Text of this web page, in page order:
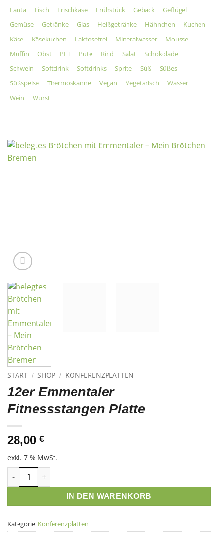
Fanta
Fisch Frischkäse Frühstück Gebäck
Geflügel
Gemüse
Getränke Glas Heißgetränke Hähnchen
Kuchen
Käse
Käsekuchen Laktosefrei Mineralwasser
Mousse
Muffin
Obst PET Pute Rind Salat
Schokolade
Schwein
Softdrink Softdrinks Sprite Süß
Süßes
Süßspeise
Thermoskanne Vegan Vegetarisch
Wasser
Wein
Wurst
START / SHOP / KONFERENZPLATTEN
12er Emmentaler
Fitnessstangen Platte
28,00 €
exkl. 7 % MwSt.
IN DEN WARENKORB
Kategorie: Konferenzplatten